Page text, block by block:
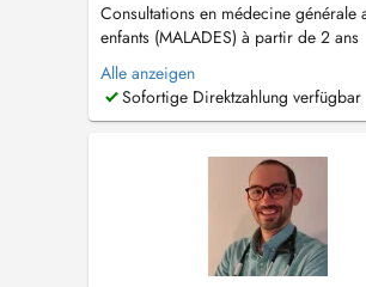
Consultations en médecine générale
enfants (MALADES) à partir de 2 ans
uniquement sur RDV. Vous pouvez
joindre au NUMERO 2857721 (de 8h-
de 14h-17h) ou par MAIL sur
Alle anzeigen
Sofortige Direktzahlung verfügbar